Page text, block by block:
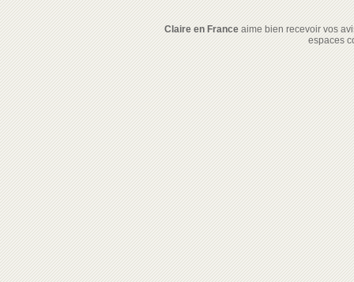
Claire en Franceaime bien recevoir vos
espaces